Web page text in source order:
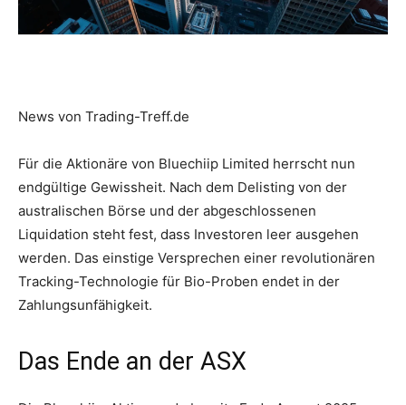
News von Trading-Treff.de
Für die Aktionäre von Bluechiip Limited herrscht nun
endgültige Gewissheit. Nach dem Delisting von der
australischen Börse und der abgeschlossenen
Liquidation steht fest, dass Investoren leer ausgehen
werden. Das einstige Versprechen einer revolutionären
Tracking-Technologie für Bio-Proben endet in der
Zahlungsunfähigkeit.
Das Ende an der ASX